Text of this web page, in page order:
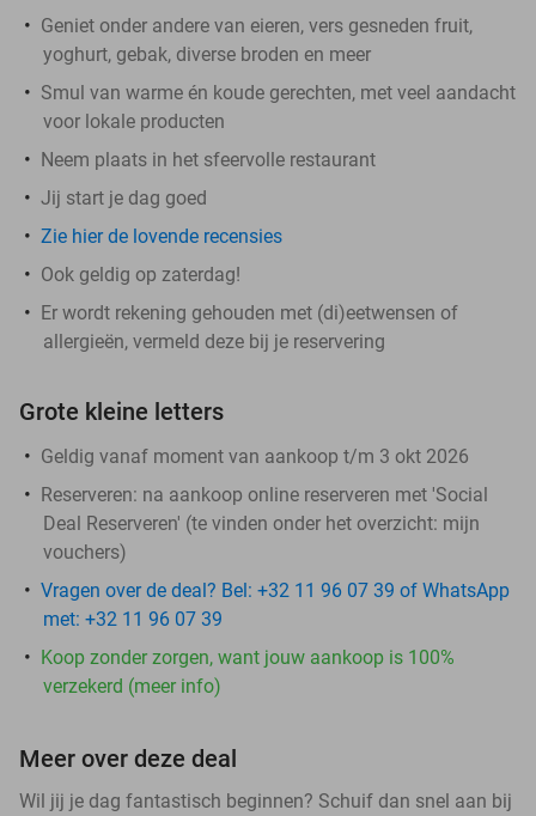
Geniet onder andere van eieren, vers gesneden fruit,
yoghurt, gebak, diverse broden en meer
Smul van warme én koude gerechten, met veel aandacht
voor lokale producten
Neem plaats in het sfeervolle restaurant
Jij start je dag goed
Zie hier de lovende recensies
Ook geldig op zaterdag!
Er wordt rekening gehouden met (di)eetwensen of
allergieën, vermeld deze bij je reservering
Grote kleine letters
Geldig vanaf moment van aankoop t/m 3 okt 2026
Reserveren: na aankoop online reserveren met 'Social
Deal Reserveren' (te vinden onder het overzicht: mijn
vouchers)
Vragen over de deal? Bel: +32 11 96 07 39 of WhatsApp
met: +32 11 96 07 39
Koop zonder zorgen, want jouw aankoop is 100%
verzekerd (meer info)
Meer over deze deal
Wil jij je dag fantastisch beginnen? Schuif dan snel aan bij